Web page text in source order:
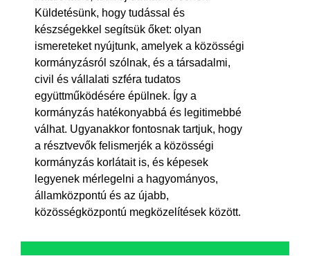
Küldetésünk, hogy tudással és
készségekkel segítsük őket: olyan
ismereteket nyújtunk, amelyek a közösségi
kormányzásról szólnak, és a társadalmi,
civil és vállalati szféra tudatos
együttműködésére épülnek. Így a
kormányzás hatékonyabbá és legitimebbé
válhat. Ugyanakkor fontosnak tartjuk, hogy
a résztvevők felismerjék a közösségi
kormányzás korlátait is, és képesek
legyenek mérlegelni a hagyományos,
államközpontú és az újabb,
közösségközpontú megközelítések között.